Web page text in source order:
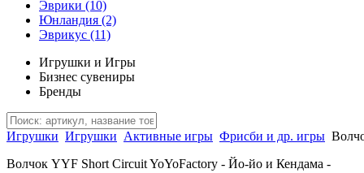
Эврики (10)
Юнландия (2)
Эврикус (11)
Игрушки и Игры
Бизнес сувениры
Бренды
Игрушки Игрушки Активные игры Фрисби и др. игры
Волчок YYF Short Circuit YoYoFactory - Йо-йо и Кендама -